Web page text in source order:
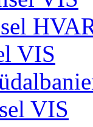
VIS
VIS